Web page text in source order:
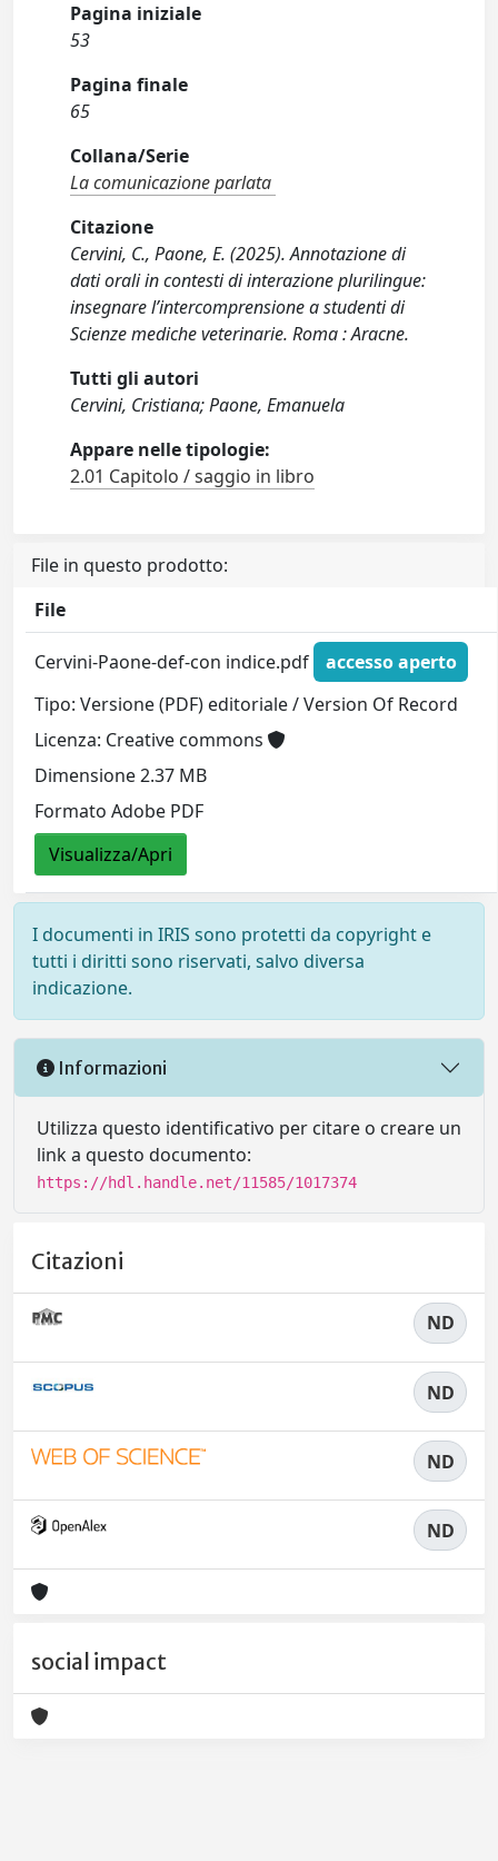
Pagina iniziale
53
Pagina finale
65
Collana/Serie
La comunicazione parlata
Citazione
Cervini, C., Paone, E. (2025). Annotazione di
dati orali in contesti di interazione plurilingue:
insegnare l’intercomprensione a studenti di
Scienze mediche veterinarie. Roma : Aracne.
Tutti gli autori
Cervini, Cristiana; Paone, Emanuela
Appare nelle tipologie:
2.01 Capitolo / saggio in libro
File in questo prodotto:
File
Cervini-Paone-def-con indice.pdf
accesso aperto
Tipo: Versione (PDF) editoriale / Version Of Record
Licenza: Creative commons
Dimensione 2.37 MB
Formato Adobe PDF
Visualizza/Apri
I documenti in IRIS sono protetti da copyright e
tutti i diritti sono riservati, salvo diversa
indicazione.
Informazioni
Utilizza questo identificativo per citare o creare un
link a questo documento:
https://hdl.handle.net/11585/1017374
Citazioni
ND
ND
ND
ND
social impact